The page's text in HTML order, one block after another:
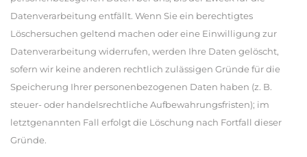
Datenverarbeitung entfällt. Wenn Sie ein berechtigtes
Löschersuchen geltend machen oder eine Einwilligung zur
Datenverarbeitung widerrufen, werden Ihre Daten gelöscht,
sofern wir keine anderen rechtlich zulässigen Gründe für die
Speicherung Ihrer personenbezogenen Daten haben (z. B.
steuer- oder handelsrechtliche Aufbewahrungsfristen); im
letztgenannten Fall erfolgt die Löschung nach Fortfall dieser
Gründe.